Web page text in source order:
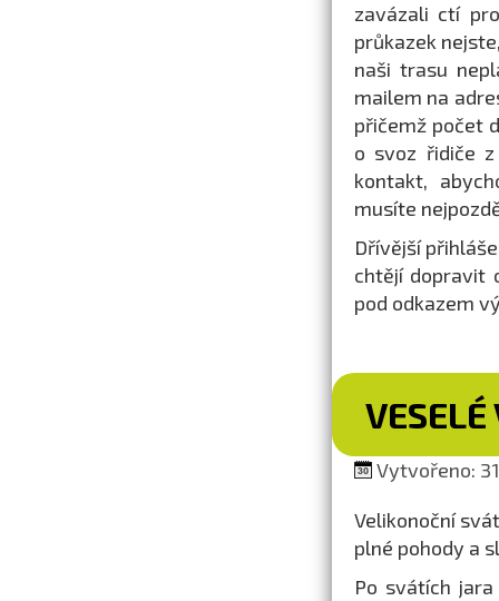
zavázali ctí
průkazek
naši trasu
mailem na
přičemž počet
o svoz řidiče
kontakt,
musíte
Dřívější
chtějí dopravit
pod odkazem
VESELÉ
Vytvořeno:
Velikonoční
plné pohody a
Po svátích